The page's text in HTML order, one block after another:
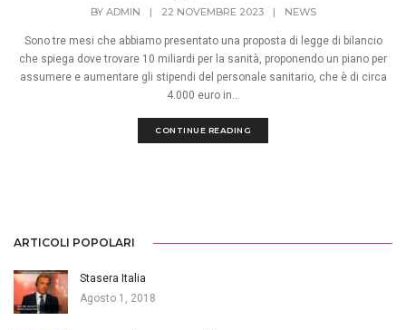
BY ADMIN | 22 NOVEMBRE 2023 | NEWS
Sono tre mesi che abbiamo presentato una proposta di legge di bilancio
che spiega dove trovare 10 miliardi per la sanità, proponendo un piano per
assumere e aumentare gli stipendi del personale sanitario, che è di circa
4.000 euro in...
CONTINUE READING
ARTICOLI POPOLARI
Stasera Italia
Agosto 1, 2018